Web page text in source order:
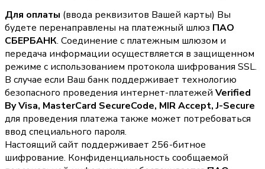
Для оплаты (ввода реквизитов Вашей карты) Вы
будете перенаправлены на платежный шлюз ПАО
СБЕРБАНК. Соединение с платежным шлюзом и
передача информации осуществляется в защищенном
режиме с использованием протокола шифрования SSL.
В случае если Ваш банк поддерживает технологию
безопасного проведения интернет-платежей Verified
By Visa, MasterCard SecureCode, MIR Accept, J-Secure
для проведения платежа также может потребоваться
ввод специального пароля.
Настоящий сайт поддерживает 256-битное
шифрование. Конфиденциальность сообщаемой